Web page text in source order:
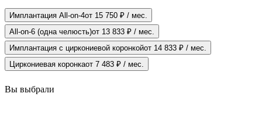
Имплантация All-on-4от 15 750 ₽ / мес.
All-on-6 (одна челюсть)от 13 833 ₽ / мес.
Имплантация с циркониевой коронкойот 14 833 ₽ / мес.
Циркониевая коронкаот 7 483 ₽ / мес.
Вы выбрали